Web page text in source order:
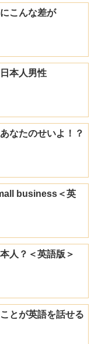
こんな差が
本人男性
なたのせいよ！？
business＜英
人？＜英語版＞
が英語を話せる